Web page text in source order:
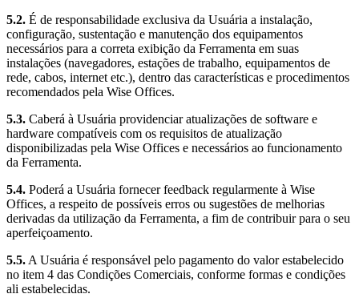
5.2. É de responsabilidade exclusiva da Usuária a instalação,
configuração, sustentação e manutenção dos equipamentos
necessários para a correta exibição da Ferramenta em suas
instalações (navegadores, estações de trabalho, equipamentos de
rede, cabos, internet etc.), dentro das características e procedimentos
recomendados pela Wise Offices.
5.3. Caberá à Usuária providenciar atualizações de software e
hardware compatíveis com os requisitos de atualização
disponibilizadas pela Wise Offices e necessários ao funcionamento
da Ferramenta.
5.4. Poderá a Usuária fornecer feedback regularmente à Wise
Offices, a respeito de possíveis erros ou sugestões de melhorias
derivadas da utilização da Ferramenta, a fim de contribuir para o seu
aperfeiçoamento.
5.5. A Usuária é responsável pelo pagamento do valor estabelecido
no item 4 das Condições Comerciais, conforme formas e condições
ali estabelecidas.